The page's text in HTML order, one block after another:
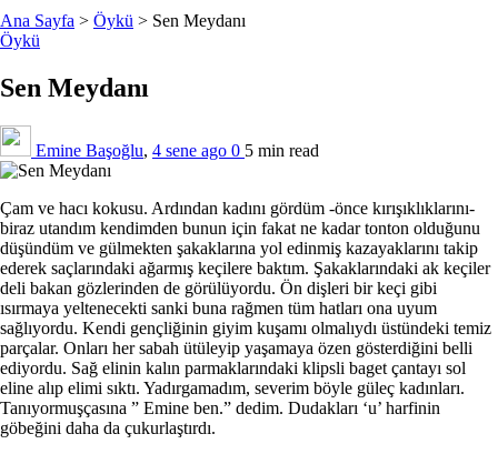
Ana Sayfa > Öykü > Sen Meydanı
Öykü
Sen Meydanı
Emine Başoğlu, 4 sene ago 0 5 min read
Çam ve hacı kokusu. Ardından kadını gördüm -önce kırışıklıklarını-
biraz utandım kendimden bunun için fakat ne kadar tonton olduğunu
düşündüm ve gülmekten şakaklarına yol edinmiş kazayaklarını takip
ederek saçlarındaki ağarmış keçilere baktım. Şakaklarındaki ak keçiler
deli bakan gözlerinden de görülüyordu. Ön dişleri bir keçi gibi
ısırmaya yeltenecekti sanki buna rağmen tüm hatları ona uyum
sağlıyordu. Kendi gençliğinin giyim kuşamı olmalıydı üstündeki temiz
parçalar. Onları her sabah ütüleyip yaşamaya özen gösterdiğini belli
ediyordu. Sağ elinin kalın parmaklarındaki klipsli baget çantayı sol
eline alıp elimi sıktı. Yadırgamadım, severim böyle güleç kadınları.
Tanıyormuşçasına ” Emine ben.” dedim. Dudakları ‘u’ harfinin
göbeğini daha da çukurlaştırdı.